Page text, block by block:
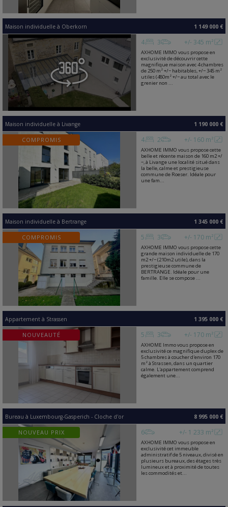
Maison individuelle à Oberkorn 1 149 000 €
+/- 345 m²
4 3
AXHOME IMMO vous propose en
exclusivité de découvrir cette
magnifique maison avec 4 chambres
de 250 m² +/− habitables, +/− 345 m²
utiles (480m² +/− au total avec le
grenier non ...
Maison individuelle à Livange 1 190 000 €
COMPROMIS +/- 160 m²
4 2
AXHOME IMMO vous propose cette
belle et récente maison de 160 m2 +/
−, à Livange une localité situé dans
la belle, calme et prestigieuse
commune de Roeser. Idéale pour
une fam...
Maison individuelle à Bertrange 1 345 000 €
COMPROMIS +/- 170 m²
5 3
AXHOME IMMO vous propose cette
grande maison individuelle de 170
m2 +/− (210m2 utile), dans la
prestigieuse commune de
BERTRANGE. Idéale pour une
famille. Elle se compose ...
Appartement à Strassen 1 395 000 €
NOUVEAUTÉ +/- 170 m²
5 3
AXHOME Immo vous propose en
exclusivité ce magnifique duplex de
5 chambres à coucher d'environ 170
m² à Strassen, dans un quartier
calme. L'appartement comprend
également une...
Bureau à Luxembourg-Gasperich - Cloche d'or 8 995 000 €
NOUVEAU PRIX +/- 1 233 m²
6
AXHOME IMMO vous propose en
exclusivité cet immeuble
administratif de 5 niveaux, divisé en
plusieurs bureaux, des étages très
lumineux et à proximité de toutes
les commodités et...